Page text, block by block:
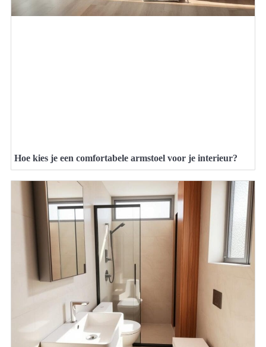
Hoe kies je een comfortabele armstoel voor je interieur?